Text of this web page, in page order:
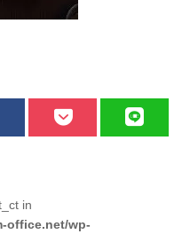
in
office.net/wp-